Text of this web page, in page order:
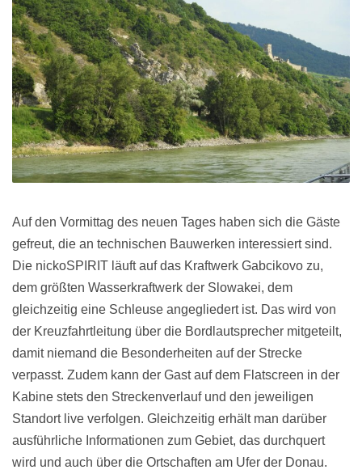
Auf den Vormittag des neuen Tages haben sich die Gäste
gefreut, die an technischen Bauwerken interessiert sind.
Die nickoSPIRIT läuft auf das Kraftwerk Gabcikovo zu,
dem größten Wasserkraftwerk der Slowakei, dem
gleichzeitig eine Schleuse angegliedert ist. Das wird von
der Kreuzfahrtleitung über die Bordlautsprecher mitgeteilt,
damit niemand die Besonderheiten auf der Strecke
verpasst. Zudem kann der Gast auf dem Flatscreen in der
Kabine stets den Streckenverlauf und den jeweiligen
Standort live verfolgen. Gleichzeitig erhält man darüber
ausführliche Informationen zum Gebiet, das durchquert
wird und auch über die Ortschaften am Ufer der Donau.